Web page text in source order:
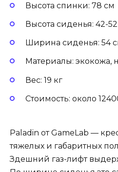
Высота спинки: 78 см
Высота сиденья: 42-
Ширина сиденья: 54
Материалы: экокожа,
Вес: 19 кг
Стоимость: около
Paladin от GameLab —
тяжелых и габаритных
Здешний газ-лифт